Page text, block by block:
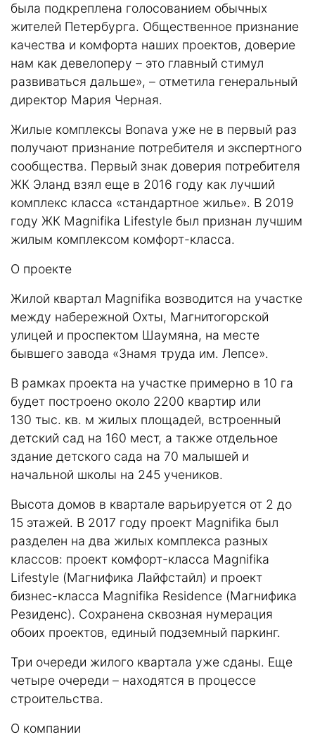
была подкреплена голосованием обычных
жителей Петербурга. Общественное признание
качества и комфорта наших проектов, доверие
нам как девелоперу – это главный стимул
развиваться дальше», – отметила генеральный
директор Мария Черная.
Жилые комплексы Bonava уже не в первый раз
получают признание потребителя и экспертного
сообщества. Первый знак доверия потребителя
ЖК Эланд взял еще в 2016 году как лучший
комплекс класса «стандартное жилье». В 2019
году ЖК Magnifika Lifestyle был признан лучшим
жилым комплексом комфорт-класса.
О проекте
Жилой квартал Magnifika возводится на участке
между набережной Охты, Магнитогорской
улицей и проспектом Шаумяна, на месте
бывшего завода «Знамя труда им. Лепсе».
В рамках проекта на участке примерно в 10 га
будет построено около 2200 квартир или
130 тыс. кв. м жилых площадей, встроенный
детский сад на 160 мест, а также отдельное
здание детского сада на 70 малышей и
начальной школы на 245 учеников.
Высота домов в квартале варьируется от 2 до
15 этажей. В 2017 году проект Magnifika был
разделен на два жилых комплекса разных
классов: проект комфорт-класса Magnifika
Lifestyle (Магнифика Лайфстайл) и проект
бизнес-класса Magnifika Residence (Магнифика
Резиденс). Сохранена сквозная нумерация
обоих проектов, единый подземный паркинг.
Три очереди жилого квартала уже сданы. Еще
четыре очереди – находятся в процессе
строительства.
О компании